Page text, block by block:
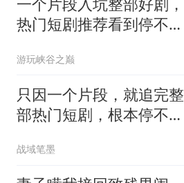
热门短剧推荐看到停不下
游玩峡谷之巅
只因一个片段，就追完整
部热门短剧，根本停不下
战域笔墨